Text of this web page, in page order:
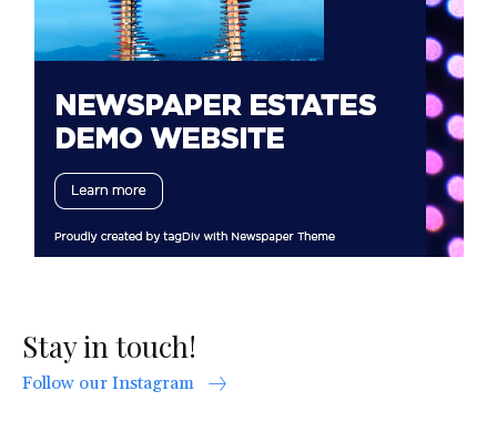
Stay in touch!
Follow our Instagram